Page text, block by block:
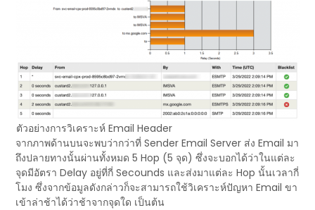
ตัวอย่างการวิเคราะห์ Email Header
จากภาพด้านบนจะพบว่ากว่าที่ Sender Email Server ส่ง Email มา
ถึงปลายทางนั้นผ่านทั้งหมด 5 Hop (5 จุด) ซึ่งจะบอกได้ว่าในแต่ละ
จุดมีอัตรา Delay อยู่ที่กี่ Secounds และส่งมาแต่ละ Hop นั้นเวลากี่
โมง ซึ่งจากข้อมูลดังกล่าวก็จะสามารถใช้วิเคราะห์ปัญหา Email ขา
เข้าล่าช้าได้ว่าช้าจากจุดใด เป็นต้น